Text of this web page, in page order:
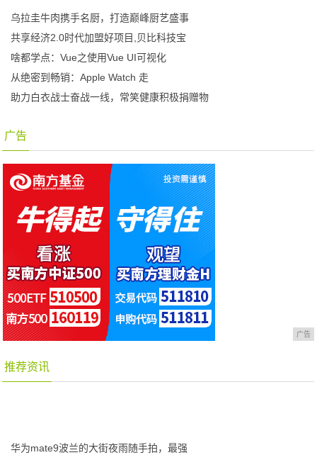
乌拉圭牛肉携手名厨，打造巅峰厨艺盛事
共享经济2.0时代加盟好项目,贝比科技宝
啥都学点：Vue之使用Vue UI可视化
从绝密到畅销：Apple Watch 走
助力白衣战士奋战一线，常笑健康积极捐赠物
广告
广告
推荐资讯
华为mate9波兰的大街夜雨随手拍，最强